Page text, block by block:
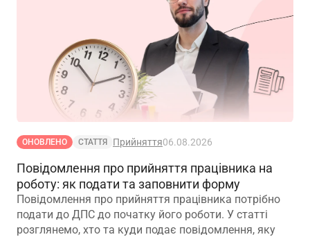
ОНОВЛЕНО СТАТТЯ Прийняття06.08.2026
Повідомлення про прийняття працівника на
роботу: як подати та заповнити форму
Повідомлення про прийняття працівника потрібно
подати до ДПС до початку його роботи. У статті
розглянемо, хто та куди подає повідомлення, яку